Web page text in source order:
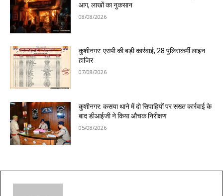
आग, लाखों का नुकसान
08/08/2026
कुशीनगर: एसपी की बड़ी कार्रवाई, 28 पुलिसकर्मी लाइन
हाजिर
07/08/2026
कुशीनगर: कसया थाने में दो सिपाहियों पर सख्त कार्रवाई के
बाद डीआईजी ने किया औचक निरीक्षण
05/08/2026